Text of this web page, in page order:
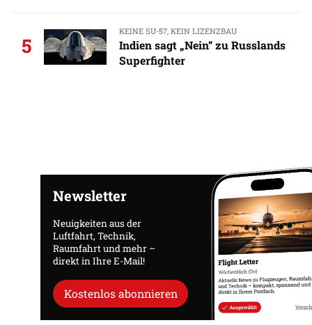
5
KEINE SU-57, KEIN LIZENZBAU
Indien sagt „Nein“ zu Russlands
Superfighter
Newsletter
Neuigkeiten aus der
Luftfahrt, Technik,
Raumfahrt und mehr –
direkt in Ihre E-Mail!
Kostenlos abonnieren